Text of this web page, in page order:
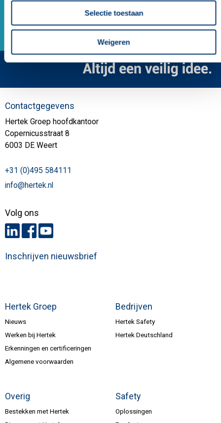
Selectie toestaan
Weigeren
Hertek Groep
Nieuws
Werken bij Hertek
Erkenningen en certificeringen
Algemene voorwaarden
Bedrijven
Hertek Safety
Hertek Deutschland
Overig
Bestekken met Hertek
Safety
Oplossingen
Contactgegevens
Hertek Groep hoofdkantoor
Copernicusstraat 8
6003 DE Weert
+31 (0)495 584111
info@hertek.nl
Volg ons
Inschrijven nieuwsbrief